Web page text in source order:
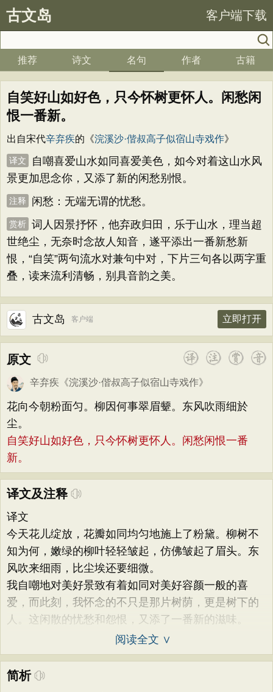
古文岛 客户端下载
推荐 诗文 名句 作者 古籍
自笑好山如好色，只今怀树更怀人。闲愁闲
恨一番新。
出自宋代辛弃疾的《浣溪沙·偕叔高子似宿山寺戏作》
译文
自嘲喜爱山水如同喜爱美色，如今对着这山水风
景更加思念你，又添了新的闲愁别恨。
注释 闲愁：无端无谓的忧愁。
赏析 词人因景抒怀，他弃政归田，乐于山水，理当超
世绝尘，无奈时念故人知音，遂平添出一番新愁新
恨，“自笑”两句流水对兼句中对，下片三句各以两字重
叠，读来流利清畅，别具音韵之美。
古文岛 客户端 立即打开
原文
辛弃疾 《浣溪沙·偕叔高子似宿山寺戏作》
花向今朝粉面匀。柳因何事翠眉颦。东风吹雨细於
尘。
自笑好山如好色，只今怀树更怀人。闲愁闲恨一番
新。
译文及注释
译文
今天花儿绽放，花瓣如同均匀地施上了粉黛。柳树不
知为何，嫩绿的柳叶轻轻皱起，仿佛皱起了眉头。东
风吹来细雨，比尘埃还要细微。
我自嘲地对美好景致有着如同对美好容颜一般的喜
爱，而此刻，我怀念的不只是那片树荫，更是树下的
人。这闲散的忧愁和怨恨，又添了一番新的滋味。
阅读全文 ∨
简析